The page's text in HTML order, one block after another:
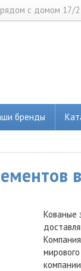
рядом с домом 17/2
бренды
Кованые